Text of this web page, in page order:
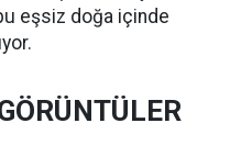
eşsiz doğa içinde